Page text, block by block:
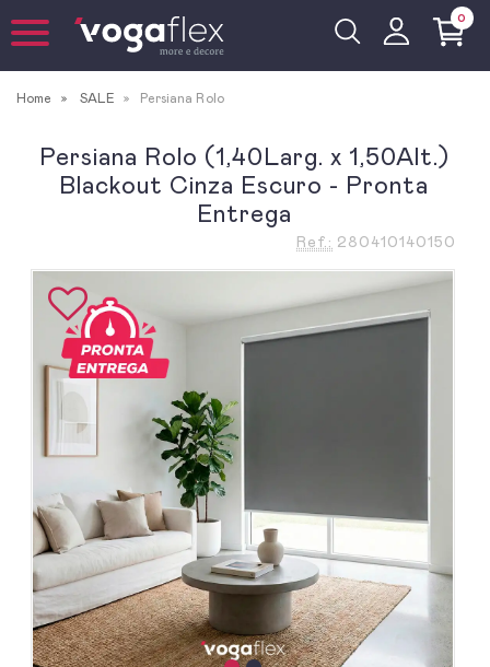
0
Home SALE Persiana Rolo
Persiana Rolo (1,40Larg. x 1,50Alt.)
Blackout Cinza Escuro - Pronta
Entrega
Ref.: 280410140150